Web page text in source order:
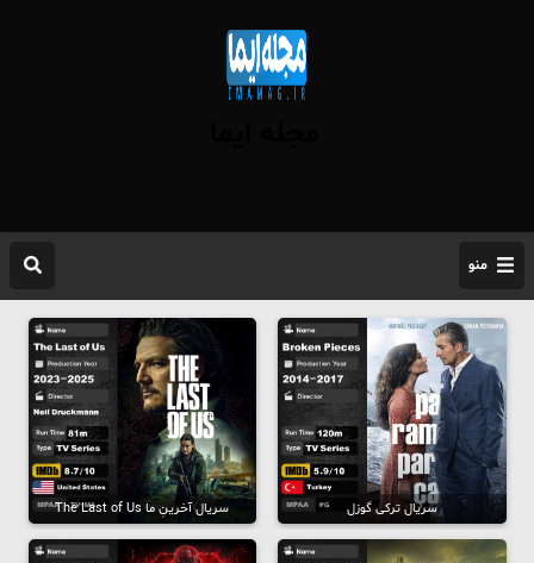
منو
سریال ترکی گوزل سریال آخرینِ ما The Last of Us